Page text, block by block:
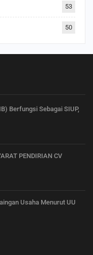
53
50
Berfungsi Sebagai SIUP,
PENDIRIAN CV
Usaha Menurut UU